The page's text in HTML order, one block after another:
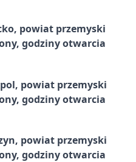
powiat przemyski
godziny otwarcia
powiat przemyski
godziny otwarcia
powiat przemyski
godziny otwarcia